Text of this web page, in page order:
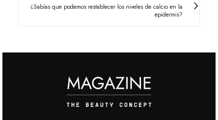
¿Sabías que podemos restablecer los niveles de calcio en la
epidermis?